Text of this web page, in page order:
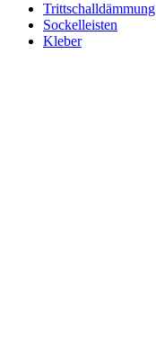
Trittschalldämmung
Sockelleisten
Kleber